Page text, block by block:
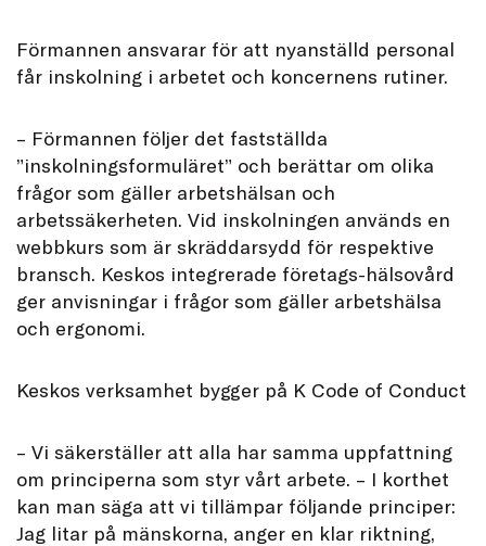
Förmannen ansvarar för att nyanställd personal
får inskolning i arbetet och koncernens rutiner.
– Förmannen följer det fastställda
”inskolningsformuläret” och berättar om olika
frågor som gäller arbetshälsan och
arbetssäkerheten. Vid inskolningen används en
webbkurs som är skräddarsydd för respektive
bransch. Keskos integrerade företags-hälsovård
ger anvisningar i frågor som gäller arbetshälsa
och ergonomi.
Keskos verksamhet bygger på K Code of Conduct
– Vi säkerställer att alla har samma uppfattning
om principerna som styr vårt arbete. – I korthet
kan man säga att vi tillämpar följande principer:
Jag litar på mänskorna, anger en klar riktning,